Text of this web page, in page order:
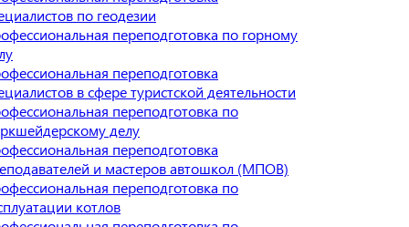
по геодезии
переподготовка по горному
переподготовка
в сфере туристской деятельности
переподготовка по
делу
переподготовка
и мастеров автошкол (МПОВ)
переподготовка по
котлов